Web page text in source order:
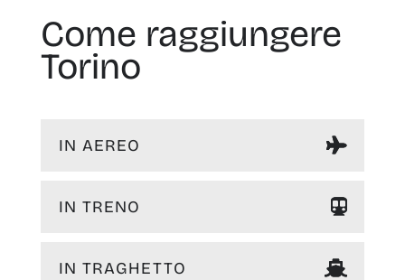
Come raggiungere
Torino
IN AEREO
IN TRENO
IN TRAGHETTO